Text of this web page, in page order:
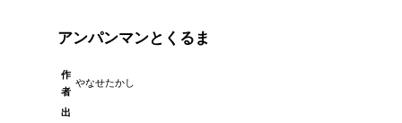
アンパンマンとくるま
作
者
やなせたかし
出